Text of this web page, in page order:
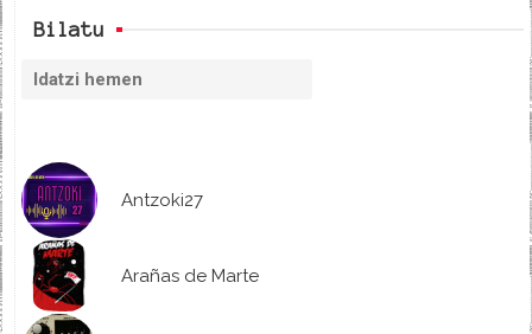
Bilatu
Antzoki27
Arañas de Marte